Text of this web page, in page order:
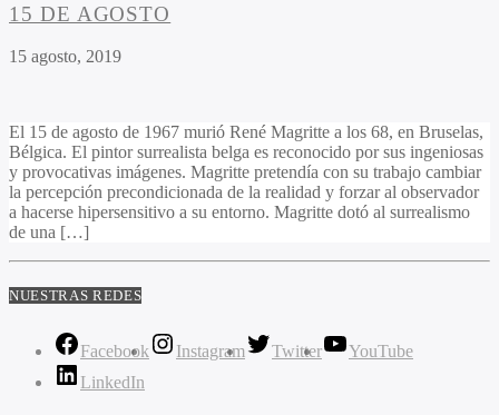
15 DE AGOSTO
15 agosto, 2019
El 15 de agosto de 1967 murió René Magritte a los 68, en Bruselas,
Bélgica. El pintor surrealista belga es reconocido por sus ingeniosas
y provocativas imágenes. Magritte pretendía con su trabajo cambiar
la percepción precondicionada de la realidad y forzar al observador
a hacerse hipersensitivo a su entorno. Magritte dotó al surrealismo
de una […]
NUESTRAS REDES
Facebook Instagram Twitter
YouTube
LinkedIn